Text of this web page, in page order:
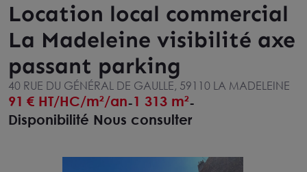
Location local commercial
La Madeleine visibilité axe
passant parking
40 RUE DU GÉNÉRAL DE GAULLE, 59110 LA MADELEINE
91 € HT/HC/m²/an-1 313 m²-
Disponibilité Nous consulter